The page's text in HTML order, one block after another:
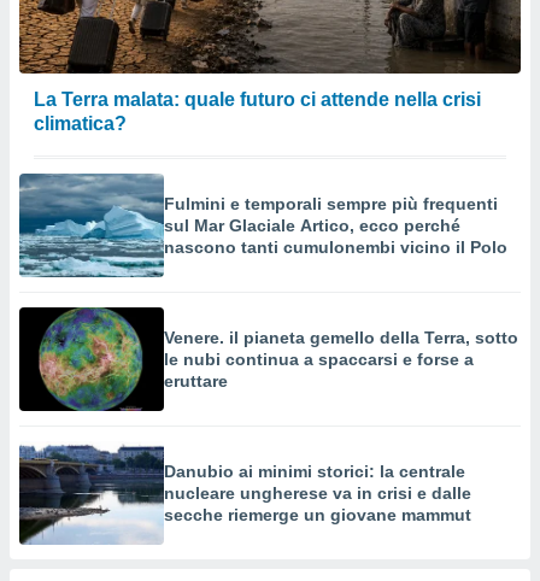
La Terra malata: quale futuro ci attende nella crisi
climatica?
Fulmini e temporali sempre più frequenti
sul Mar Glaciale Artico, ecco perché
nascono tanti cumulonembi vicino il Polo
Venere. il pianeta gemello della Terra, sotto
le nubi continua a spaccarsi e forse a
eruttare
Danubio ai minimi storici: la centrale
nucleare ungherese va in crisi e dalle
secche riemerge un giovane mammut